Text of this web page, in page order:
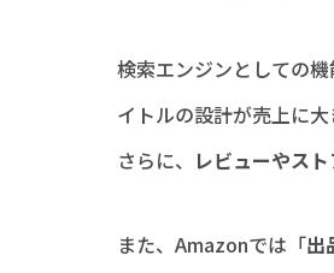
検索エンジンとしての機
イトルの設計が売上に大
さらに、 レビューやス
また、Amazonでは「出